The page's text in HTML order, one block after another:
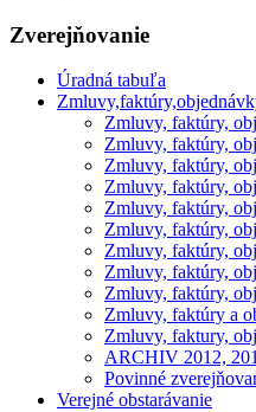
Zverejňovanie
Úradná tabuľa
Zmluvy, faktúry,
Zmluvy, faktúry,
Zmluvy, faktúry,
Zmluvy, faktúry,
Zmluvy, faktúry,
Zmluvy, faktúry,
Zmluvy, faktúry,
Zmluvy, faktúry,
Zmluvy, faktúry,
Zmluvy, faktúry a
Zmluvy, faktury,
ARCHIV 2012,
Povinné
Verejné obstarávanie